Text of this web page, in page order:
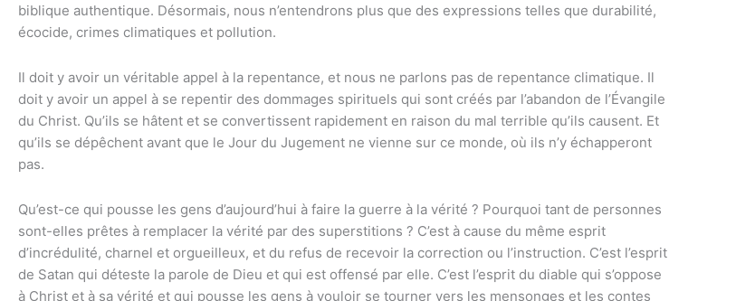
biblique authentique. Désormais, nous n’entendrons plus que des expressions telles que durabilité,
écocide, crimes climatiques et pollution.
Il doit y avoir un véritable appel à la repentance, et nous ne parlons pas de repentance climatique. Il
doit y avoir un appel à se repentir des dommages spirituels qui sont créés par l’abandon de l’Évangile
du Christ. Qu’ils se hâtent et se convertissent rapidement en raison du mal terrible qu’ils causent. Et
qu’ils se dépêchent avant que le Jour du Jugement ne vienne sur ce monde, où ils n’y échapperont
pas.
Qu’est-ce qui pousse les gens d’aujourd’hui à faire la guerre à la vérité ? Pourquoi tant de personnes
sont-elles prêtes à remplacer la vérité par des superstitions ? C’est à cause du même esprit
d’incrédulité, charnel et orgueilleux, et du refus de recevoir la correction ou l’instruction. C’est l’esprit
de Satan qui déteste la parole de Dieu et qui est offensé par elle. C’est l’esprit du diable qui s’oppose
à Christ et à sa vérité et qui pousse les gens à vouloir se tourner vers les mensonges et les contes